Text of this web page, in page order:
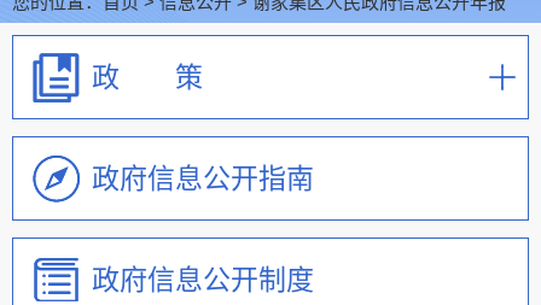
政 策
政府信息公开指南
政府信息公开制度